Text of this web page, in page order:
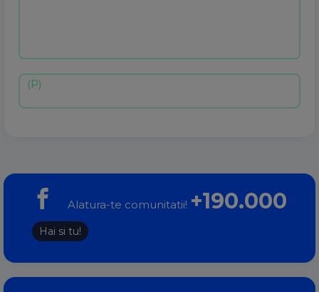
Alatura-te comunitatii! +190.000
Hai si tu!